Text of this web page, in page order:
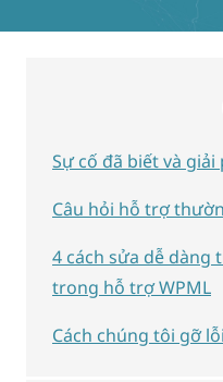
Sự cố đã biết và giải
Câu hỏi hỗ trợ
4 cách sửa dễ
trong hỗ trợ WPML
Cách chúng tôi gỡ